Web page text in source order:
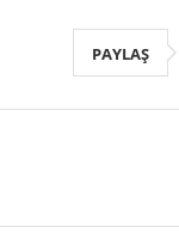
PAYLAŞ